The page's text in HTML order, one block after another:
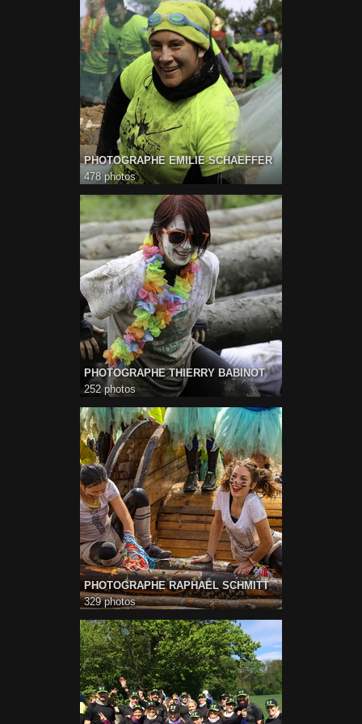
PHOTOGRAPHE EMILIE SCHAEFFER
478 photos
PHOTOGRAPHE THIERRY BABINOT
252 photos
PHOTOGRAPHE RAPHAEL SCHMITT
329 photos